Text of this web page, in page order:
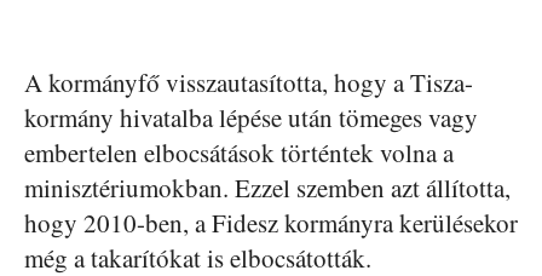
A kormányfő visszautasította, hogy a Tisza-
kormány hivatalba lépése után tömeges vagy
embertelen elbocsátások történtek volna a
minisztériumokban. Ezzel szemben azt állította,
hogy 2010-ben, a Fidesz kormányra kerülésekor
még a takarítókat is elbocsátották.